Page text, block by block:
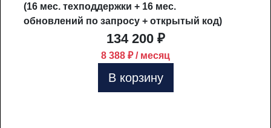
(16 мес. техподдержки + 16 мес.
обновлений по запросу + открытый код)
134 200 ₽
8 388 ₽ / месяц
В корзину